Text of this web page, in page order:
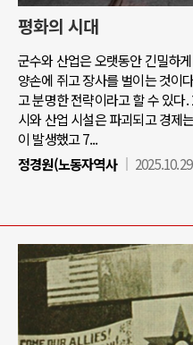
평화의 시대
군수와 산업은 오랫동안 긴밀하
양손에 쥐고 장사를 벌이는 것이
고 분명한 전략이라고 할 수 있
시와 산업 시설은 파괴되고 경제
이 발생했고 7...
정경원(노동자역사